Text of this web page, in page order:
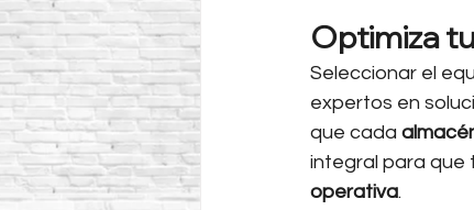
Optimiza
Seleccionar el
expertos en
que cada
integral para que
operativa.